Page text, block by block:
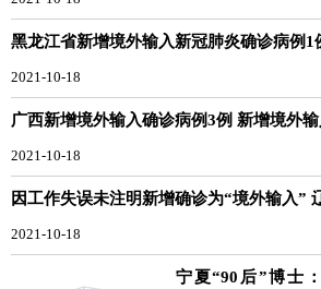
黑龙江省新增境外输入新冠肺炎确诊病例1
2021-10-18
广西新增境外输入确诊病例3例 新增境外
2021-10-18
因工作失误未注明新增确诊为“境外输入”
2021-10-18
宁夏“90后”博士